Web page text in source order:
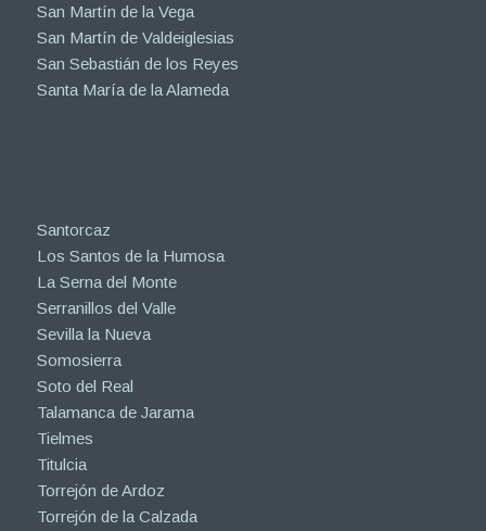
San Martín de la Vega
San Martín de Valdeiglesias
San Sebastián de los Reyes
Santa María de la Alameda
Santorcaz
Los Santos de la Humosa
La Serna del Monte
Serranillos del Valle
Sevilla la Nueva
Somosierra
Soto del Real
Talamanca de Jarama
Tielmes
Titulcia
Torrejón de Ardoz
Torrejón de la Calzada